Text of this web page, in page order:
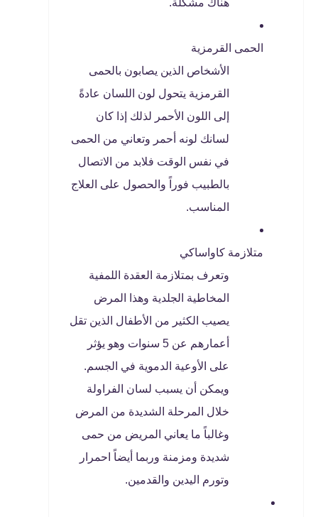
هناك مشكلة.
الحمى القرمزية
الأشخاص الذين يصابون بالحمى
القرمزية يتحول لون اللسان عادةً
إلى اللون الأحمر لذلك إذا كان
لسانك لونه أحمر وتعاني من الحمى
في نفس الوقت فلابد من الاتصال
بالطبيب فوراً والحصول على العلاج
المناسب.
متلازمة كاواساكي
وتعرف بمتلازمة العقدة اللمفية
المخاطية الجلدية وهذا المرض
يصيب الكثير من الأطفال الذين تقل
أعمارهم عن 5 سنوات وهو يؤثر
على الأوعية الدموية في الجسم.
ويمكن أن يسبب لسان الفراولة
خلال المرحلة الشديدة من المرض
وغالباً ما يعاني المريض من حمى
شديدة ومزمنة وربما أيضاً احمرار
وتورم اليدين والقدمين.